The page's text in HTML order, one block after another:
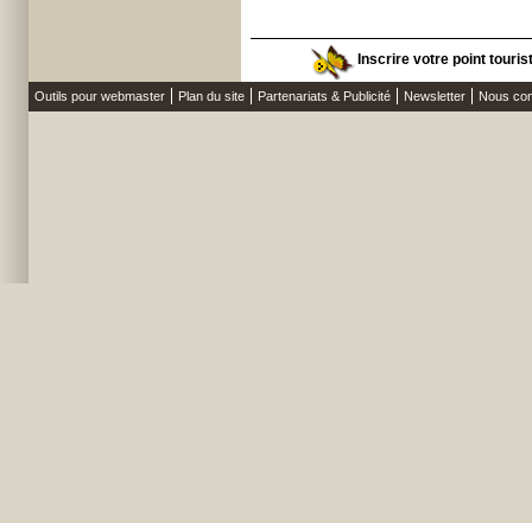
Inscrire votre point
Outils pour webmaster Plan du site Partenariats & Publicité Newsletter Nous